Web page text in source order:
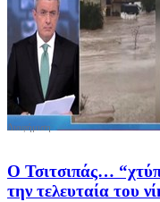
Ο Τσιτσιπάς…
την τελευταία του